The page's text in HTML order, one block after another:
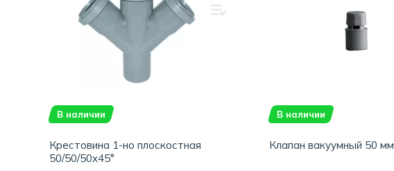
В наличии
Крестовина 1-но плоскостная
50/50/50x45°
В наличии
Клапан вакуумный 50 мм